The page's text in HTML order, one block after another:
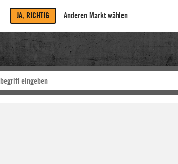
JA, RICHTIG Anderen Markt wählen